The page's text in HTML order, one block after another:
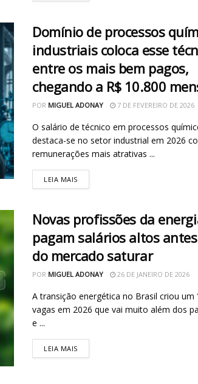
Domínio de processos
industriais coloca esse
entre os mais bem pagos,
chegando a R$ 10.800
POR MIGUEL ADONAY 7 DE FEVEREIRO DE 2026
O salário de técnico em processos
destaca-se no setor industrial em 2026
remunerações mais atrativas ...
LEIA MAIS
Novas profissões da
pagam salários altos
do mercado saturar
POR MIGUEL ADONAY 26 DE JANEIRO DE 2026
A transição energética no Brasil criou
vagas em 2026 que vai muito além dos
e ...
LEIA MAIS